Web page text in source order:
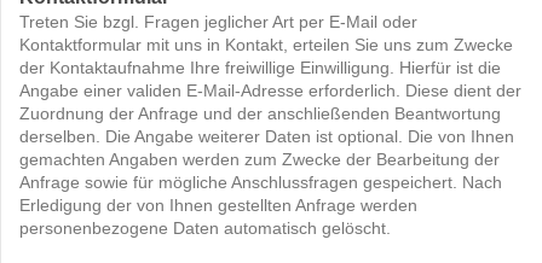
Treten Sie bzgl. Fragen jeglicher Art per E-Mail oder
Kontaktformular mit uns in Kontakt, erteilen Sie uns zum Zwecke
der Kontaktaufnahme Ihre freiwillige Einwilligung. Hierfür ist die
Angabe einer validen E-Mail-Adresse erforderlich. Diese dient der
Zuordnung der Anfrage und der anschließenden Beantwortung
derselben. Die Angabe weiterer Daten ist optional. Die von Ihnen
gemachten Angaben werden zum Zwecke der Bearbeitung der
Anfrage sowie für mögliche Anschlussfragen gespeichert. Nach
Erledigung der von Ihnen gestellten Anfrage werden
personenbezogene Daten automatisch gelöscht.